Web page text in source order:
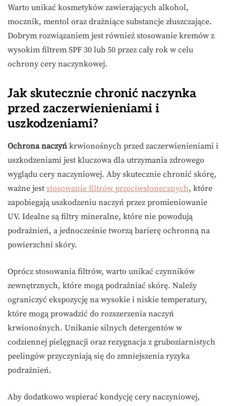
Warto unikać kosmetyków zawierających alkohol,
mocznik, mentol oraz drażniące substancje złuszczające.
Dobrym rozwiązaniem jest również stosowanie kremów z
wysokim filtrem SPF 30 lub 50 przez cały rok w celu
ochrony cery naczynkowej.
Jak skutecznie chronić naczynka
przed zaczerwienieniami i
uszkodzeniami?
Ochrona naczyń krwionośnych przed zaczerwienieniami i
uszkodzeniami jest kluczowa dla utrzymania zdrowego
wyglądu cery naczyniowej. Aby skutecznie chronić skórę,
ważne jest stosowanie filtrów przeciwsłonecznych, które
zapobiegają uszkodzeniu naczyń przez promieniowanie
UV. Idealne są filtry mineralne, które nie powodują
podrażnień, a jednocześnie tworzą barierę ochronną na
powierzchni skóry.
Oprócz stosowania filtrów, warto unikać czynników
zewnętrznych, które mogą podrażniać skórę. Należy
ograniczyć ekspozycję na wysokie i niskie temperatury,
które mogą prowadzić do rozszerzenia naczyń
krwionośnych. Unikanie silnych detergentów w
codziennej pielęgnacji oraz rezygnacja z gruboziarnistych
peelingów przyczyniają się do zmniejszenia ryzyka
podrażnień.
Aby dodatkowo wspierać kondycję cery naczyniowej,